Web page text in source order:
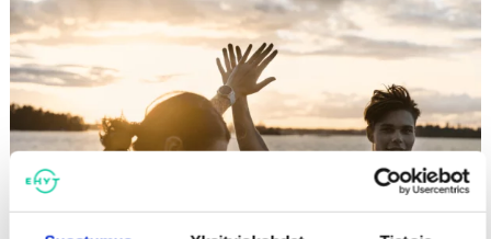
Eurooppalainen ehkäisevän päihdetyön tietoperusta -koulutus